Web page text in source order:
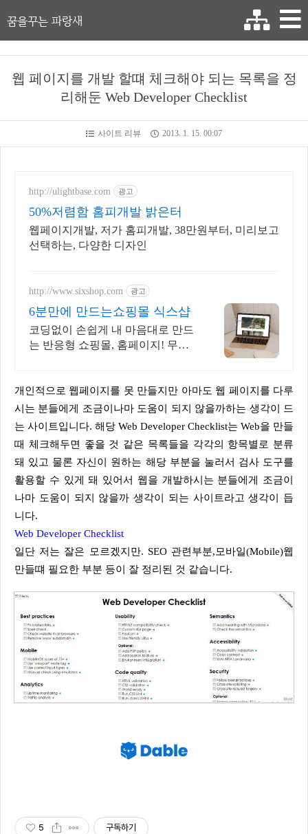
꿈을꾸는 파랑새
웹 페이지를 개발 할떄 체크해야 되는 목록을 정
리해둔 Web Developer Checklist
사이트 리뷰 2013. 1. 15. 00:07
http://ulightbase.com 광고
50%저렴함 홈피개발 밝은터
웹페이지개발, 저가 홈피개발, 38만원부터, 미리보고
선택하는, 다양한 디자인
http://www.sixshop.com 광고
6분만에 만드는쇼핑몰 식스샵
코딩없이 손쉽게 내 마음대로 만드
는 반응형 쇼핑몰, 홈페이지! 무료
개인적으로 웹페이지를 못 만들지만 아마도 웹 페이지를 다루
시는 분들에게 조금이나마 도움이 되지 않을까하는 생각이 드
는 사이트입니다. 해당 Web Developer Checklist는 Web을 만들
때 체크해두면 좋을 것 같은 목록들을 각각의 항목별로 분류
돼 있고 물론 자신이 원하는 해당 부분을 눌러서 검사 도구를
활용할 수 있게 돼 있어서 웹을 개발하시는 분들에게 조금이
나마 도움이 되지 않을까 생각이 되는 사이트라고 생각이 듭
니다.
Web Developer Checklist
일단 저는 잘은 모르겠지만. SEO 관련부분,모바일(Mobile)웹
만들떄 필요한 부분 등이 잘 정리된 것 같습니다.
5 구독하기